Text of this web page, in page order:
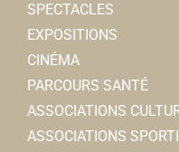
SPECTACLES
EXPOSITIONS
CINÉMA
PARCOURS SANTÉ
ASSOCIATIONS
ASSOCIATIONS